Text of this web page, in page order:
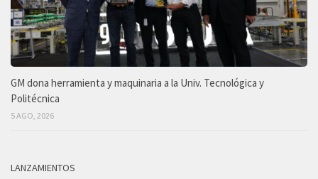
GM dona herramienta y maquinaria a la Univ. Tecnológica y
Politécnica
5 AGO, 2026
LANZAMIENTOS